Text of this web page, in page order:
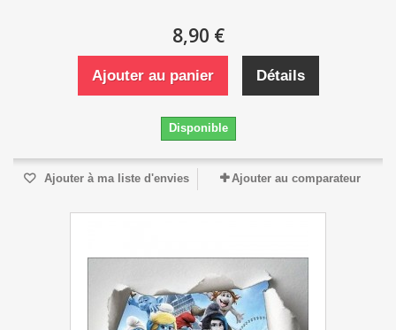
8,90 €
Ajouter au panier Détails
Disponible
Ajouter à ma liste d'envies Ajouter au comparateur